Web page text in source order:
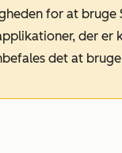
for at bruge
der er
det at